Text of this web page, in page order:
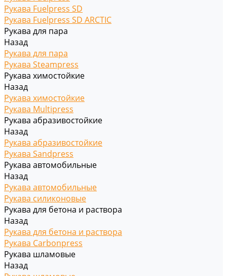
Рукава Fuelpress SD
Рукава Fuelpress SD ARCTIC
Рукава для пара
Назад
Рукава для пара
Рукава Steampress
Рукава химостойкие
Назад
Рукава химостойкие
Рукава Multipress
Рукава абразивостойкие
Назад
Рукава абразивостойкие
Рукава Sandpress
Рукава автомобильные
Назад
Рукава автомобильные
Рукава силиконовые
Рукава для бетона и раствора
Назад
Рукава для бетона и раствора
Рукава Carbonpress
Рукава шламовые
Назад